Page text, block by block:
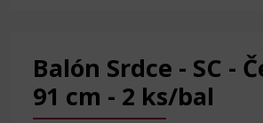
Balón Srdce - SC -
91 cm - 2 ks/bal